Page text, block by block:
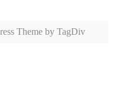
Theme by TagDiv